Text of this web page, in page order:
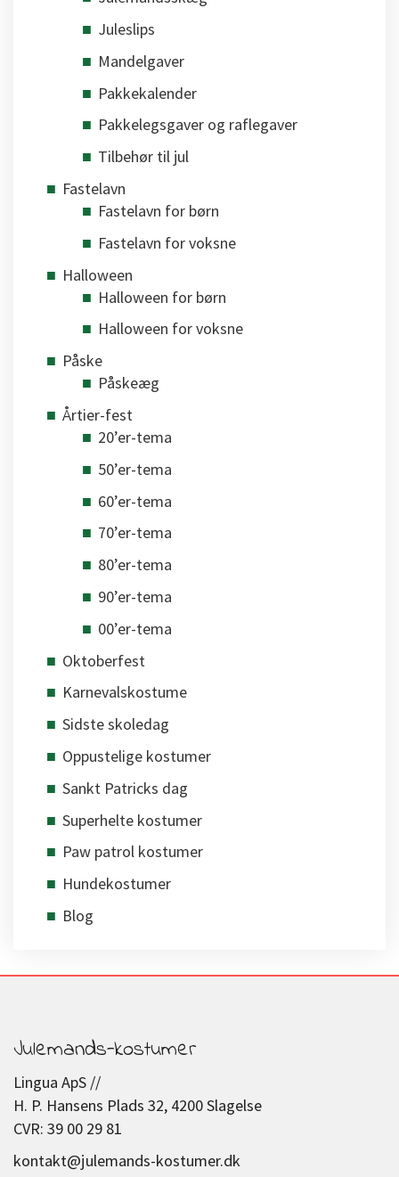
Juleslips
Mandelgaver
Pakkekalender
Pakkelegsgaver og raflegaver
Tilbehør til jul
Fastelavn
Fastelavn for børn
Fastelavn for voksne
Halloween
Halloween for børn
Halloween for voksne
Påske
Påskeæg
Årtier-fest
20’er-tema
50’er-tema
60’er-tema
70’er-tema
80’er-tema
90’er-tema
00’er-tema
Oktoberfest
Karnevalskostume
Sidste skoledag
Oppustelige kostumer
Sankt Patricks dag
Superhelte kostumer
Paw patrol kostumer
Hundekostumer
Blog
Julemands-kostumer
Lingua ApS //
H. P. Hansens Plads 32, 4200 Slagelse
CVR: 39 00 29 81
kontakt@julemands-kostumer.dk